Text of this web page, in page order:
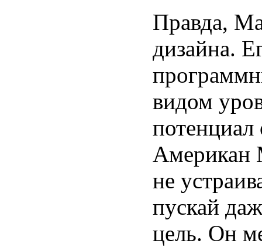
Правда,
дизайна.
видом
потенциал
Американ
не
пускай
цель. Он